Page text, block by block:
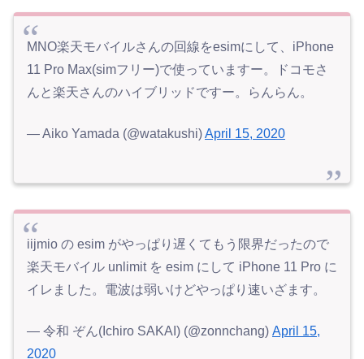
MNO楽天モバイルさんの回線をesimにして、iPhone
11 Pro Max(simフリー)で使っていますー。ドコモさ
んと楽天さんのハイブリッドですー。らんらん。
— Aiko Yamada (@watakushi)April 15, 2020
iijmio の esim がやっぱり遅くてもう限界だったので
楽天モバイル unlimit を esim にして iPhone 11 Pro に
イレました。電波は弱いけどやっぱり速いざます。
— 令和 ぞん(Ichiro SAKAI) (@zonnchang) April 15,
2020